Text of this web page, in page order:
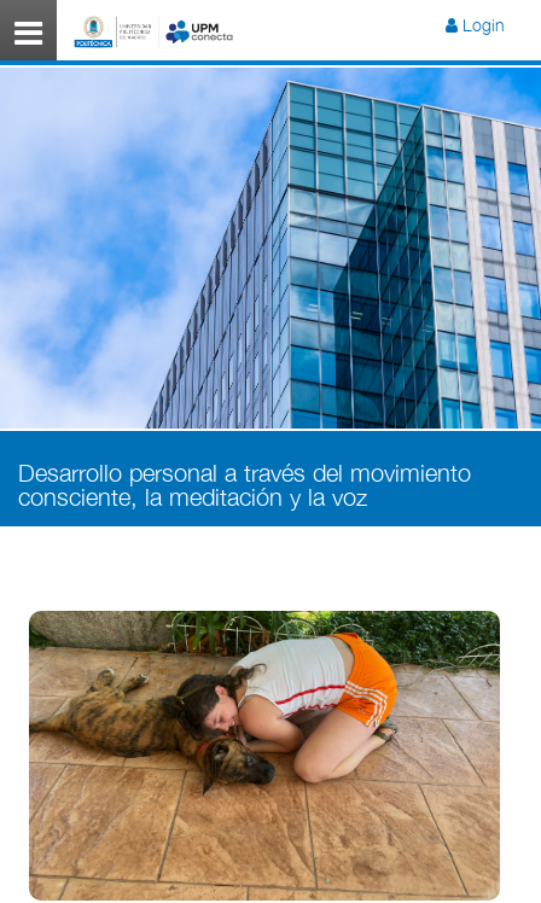
Menú Login
Desarrollo personal a través del movimiento
consciente, la meditación y la voz